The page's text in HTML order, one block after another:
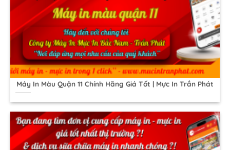
Máy In Màu Quận 11 Chính Hãng Giá Tốt | Mực In Trần Phát